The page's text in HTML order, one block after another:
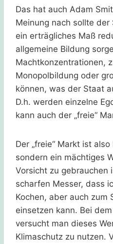
Das hat auch Adam
Meinung nach sollte
ein erträgliches Maß
allgemeine Bildung
Machtkonzentrationen,
Monopolbildung oder
können, was der Staat
D.h. werden einzelne
kann auch der „freie“
Der „freie“ Markt ist
sondern ein mächtiges
Vorsicht zu gebrauchen
scharfen Messer, dass
Kochen, aber auch zum
einsetzen kann. Bei
versucht man dieses
Klimaschutz zu nutzen.